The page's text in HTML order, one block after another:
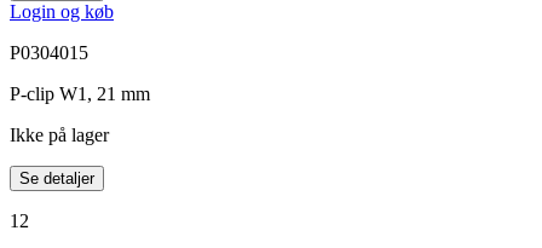
Login og køb
P0304015
P-clip W1, 21 mm
Ikke på lager
Se detaljer
12